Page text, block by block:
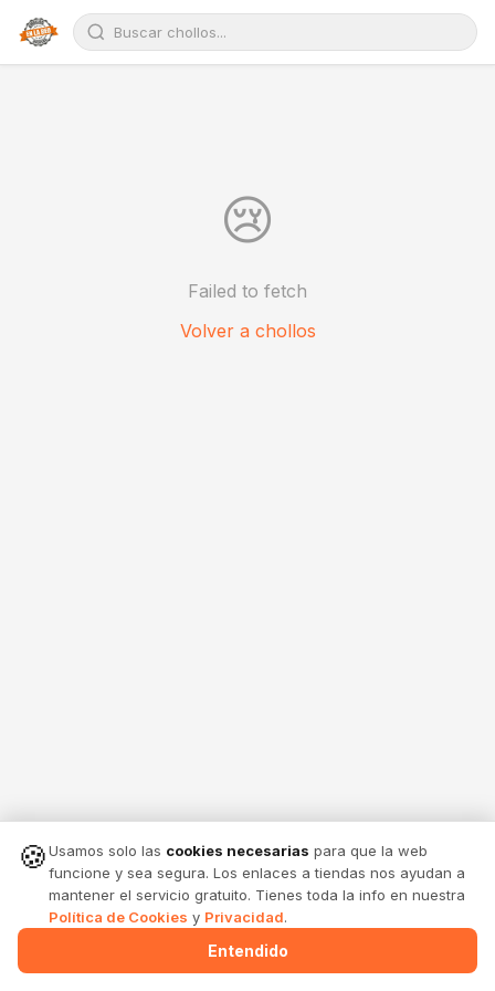
😢
Failed to fetch
Volver a chollos
Menu Alertas Comparte Entrar
🍪Usamos solo las cookies necesarias para que la web
funcione y sea segura. Los enlaces a tiendas nos ayudan a
mantener el servicio gratuito. Tienes toda la info en nuestra
Política de Cookies y Privacidad.
Entendido